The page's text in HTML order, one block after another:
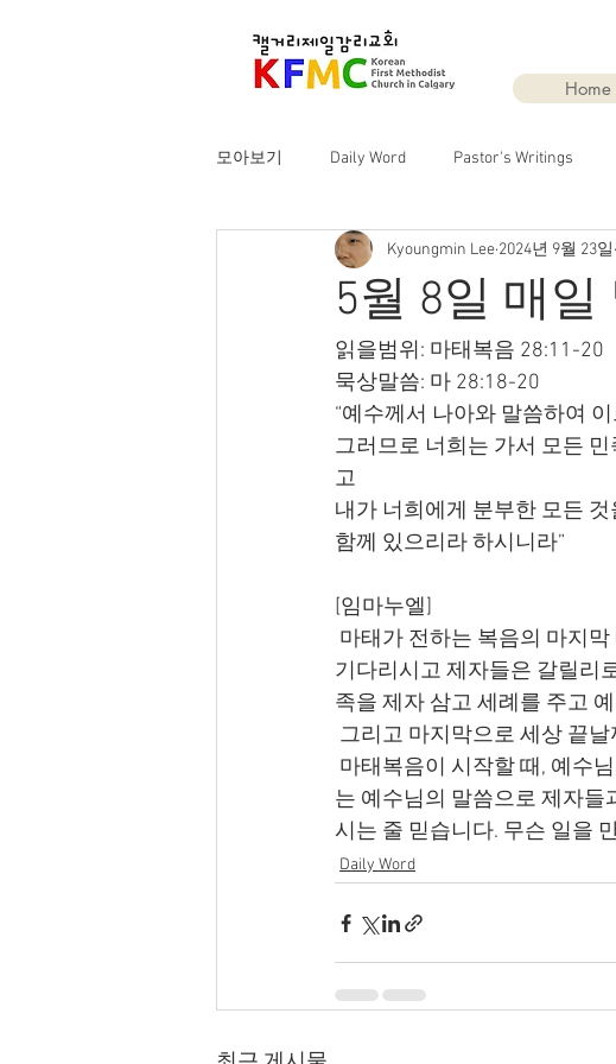
Home
모아보기 Daily Word Pastor's Writings
5월 8일 매
Kyoungmin Lee 2024년 9월 23일
읽을범위: 마태복음 28:11-20
묵상말씀: 마 28:18-20
“예수께서 나아와 말씀하여
그러므로 너희는 가서 모든
고
내가 너희에게 분부한 모든
함께 있으리라 하시니라”
[임마누엘]
기다리시고 제자들은 갈릴리
족을 제자 삼고 세례를 주고
그리고 마지막으로 세상 끝
는 예수님의 말씀으로 제자들
시는 줄 믿습니다. 무슨 일을
Daily Word